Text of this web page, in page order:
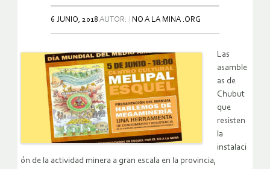
6 JUNIO, 2018 AUTOR: NO A LA MINA .ORG
Las
asamble
as de
Chubut
que
resisten
la
instalaci
ón de la actividad minera a gran escala en la provincia,